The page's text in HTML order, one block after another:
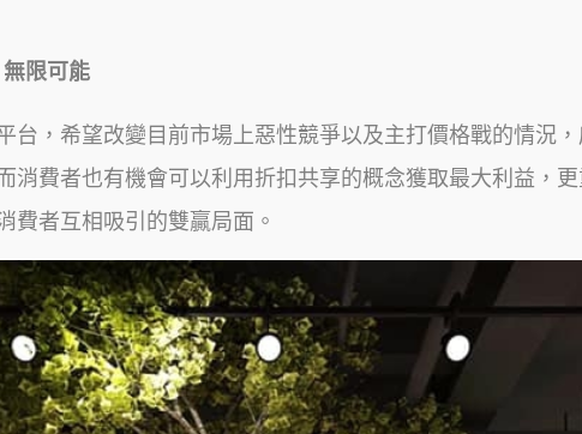
限可能
台，希望改變目前市場上惡性競爭以及主打價格戰的情況
消費者也有機會可以利用折扣共享的概念獲取最大利益，
費者互相吸引的雙贏局面。